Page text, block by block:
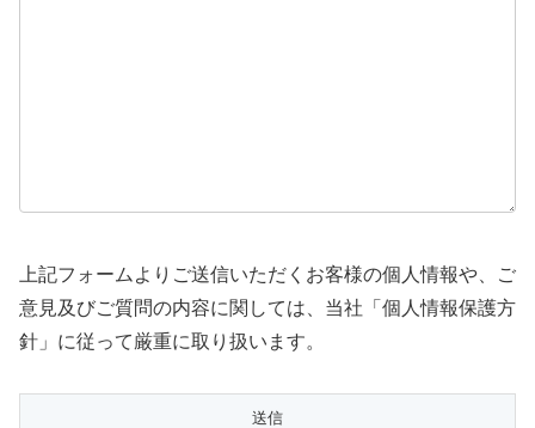
上記フォームよりご送信いただくお客様の個人情報や、ご
意見及びご質問の内容に関しては、当社「個人情報保護方
針」に従って厳重に取り扱います。